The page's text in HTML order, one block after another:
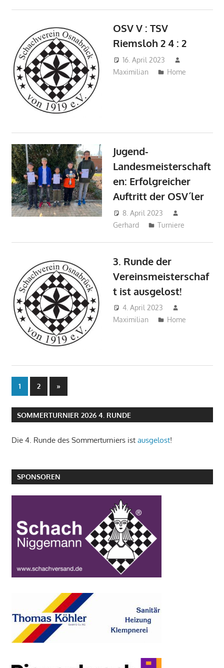
OSV V : TSV
Riemsloh 2 4 : 2
16. April 2023
Maximilian
Home
Jugend-
Landesmeisterschaft
en: Erfolgreicher
Auftritt der OSV´ler
8. April 2023
Gerhard
Turniere
3. Runde der
Vereinsmeisterschaf
t ist ausgelost!
4. April 2023
Maximilian
Home
Seitennummerierung
der
Beiträge
1 2
Nächste
Beiträge
»
SOMMERTURNIER 2026 4. RUNDE
Die 4. Runde des Sommerturniers ist ausgelost!
SPONSOREN